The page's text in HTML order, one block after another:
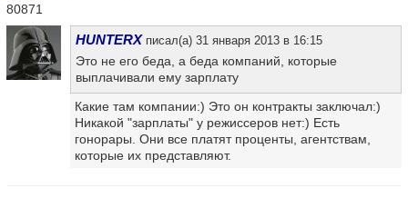
80871
HUNTERXписал(а) 31 января 2013 в 16:15
Это не его беда, а беда компаний, которые
выплачивали ему зарплату
Какие там компании:) Это он контракты заключал:)
Никакой "зарплаты" у режиссеров нет:) Есть
гонорары. Они все платят проценты, агентствам,
которые их представляют.